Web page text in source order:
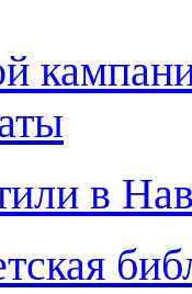
в